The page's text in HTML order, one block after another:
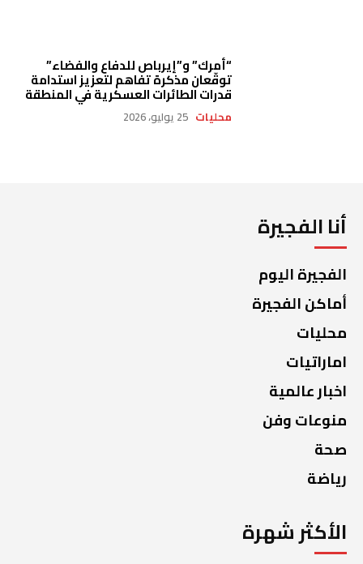
“أمرك” و”إيرباص للدفاع والفضاء”
توقّعان مذكرة تفاهم لتعزيز استدامة
قدرات الطائرات العسكرية في المنطقة
محليات 25 يوليو، 2026
أنا الفجيرة
الفجيرة اليوم
أماكن الفجيرة
محليات
اماراتيات
اخبار عالمية
منوعات وفن
صحة
رياضة
الأكثر شهرة